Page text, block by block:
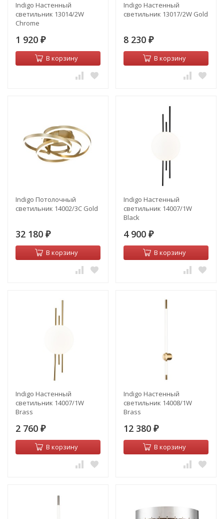
Indigo Настенный
светильник 13014/2W
Chrome
1 920 ₽
В корзину
Indigo Настенный
светильник 13017/2W Gold
8 230 ₽
В корзину
Indigo Потолочный
светильник 14002/3C Gold
32 180 ₽
В корзину
Indigo Настенный
светильник 14007/1W
Black
4 900 ₽
В корзину
Indigo Настенный
светильник 14007/1W
Brass
2 760 ₽
В корзину
Indigo Настенный
светильник 14008/1W
Brass
12 380 ₽
В корзину